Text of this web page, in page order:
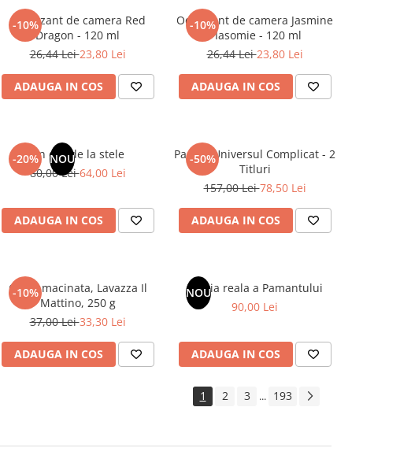
-10%
Odorizant de camera Red
Dragon - 120 ml
26,44 Lei23,80 Lei
ADAUGA IN COS
-10%
Odorizant de camera Jasmine
/ Iasomie - 120 ml
26,44 Lei23,80 Lei
ADAUGA IN COS
-20% NOU
Un dar de la stele
80,00 Lei64,00 Lei
ADAUGA IN COS
-50%
Pachet Universul Complicat - 2
Titluri
157,00 Lei78,50 Lei
ADAUGA IN COS
-10%
Cafea macinata, Lavazza Il
Mattino, 250 g
37,00 Lei33,30 Lei
ADAUGA IN COS
NOU
Istoria reala a Pamantului
90,00 Lei
ADAUGA IN COS
1 2 3 ... 193